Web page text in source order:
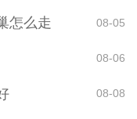
怎么走 08-05
08-06
08-08